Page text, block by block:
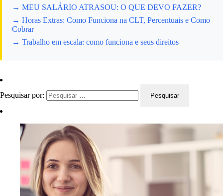
→ MEU SALÁRIO ATRASOU: O QUE DEVO FAZER?
→ Horas Extras: Como Funciona na CLT, Percentuais e Como
Cobrar
→ Trabalho em escala: como funciona e seus direitos
Pesquisar por: